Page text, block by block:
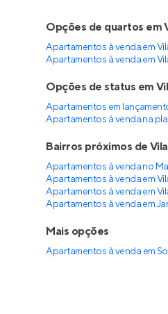
Opções de quartos em
Apartamentos à venda em
Apartamentos à venda em
Opções de status em
Apartamentos em
Apartamentos à venda na
Bairros próximos de
Apartamentos à venda no
Apartamentos à venda em
Apartamentos à venda em
Apartamentos à venda em
Mais opções
Apartamentos à venda em